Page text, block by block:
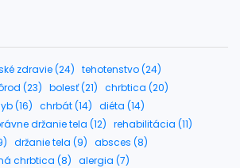
zdravie (24) tehotenstvo (24)
(23) bolesť (21) chrbtica (20)
(16) chrbát (14) diéta (14)
držanie tela (12) rehabilitácia (11)
držanie tela (9) absces (8)
chrbtica (8) alergia (7)